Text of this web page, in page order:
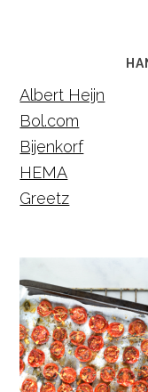
Albert Heijn
Bol.com
Bijenkorf
HEMA
Greetz